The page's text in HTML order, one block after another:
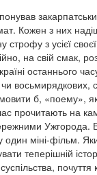
Кожен з них
строфу з усієї
на свій смак,
останнього
восьмирядкових,
б, «поему»,
прочитають на
Ужгорода.
один міні-фільм.
теперішній